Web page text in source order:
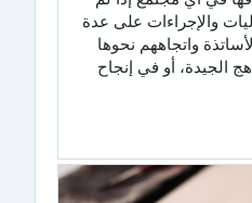
والإجراءات على عدة
واتجاههم نحوها
الجيدة، أو في إنجاح